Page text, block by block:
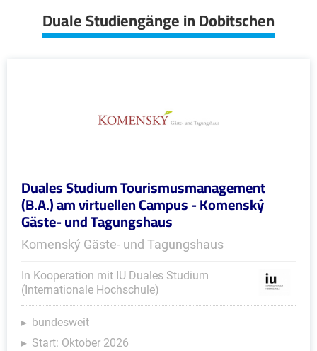
Duale Studiengänge in Dobitschen
Duales Studium Tourismusmanagement
(B.A.) am virtuellen Campus - Komenský
Gäste- und Tagungshaus
Komenský Gäste- und Tagungshaus
In Kooperation mit IU Duales Studium
(Internationale Hochschule)
bundesweit
Start: Oktober 2026